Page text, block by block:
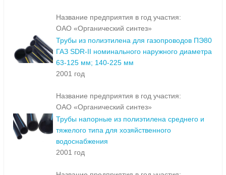
Название предприятия в год участия:
ОАО «Органический синтез»
Трубы из полиэтилена для газопроводов ПЭ80
ГАЗ SDR-II номинального наружного диаметра
63-125 мм; 140-225 мм
2001 год
Название предприятия в год участия:
ОАО «Органический синтез»
Трубы напорные из полиэтилена среднего и
тяжелого типа для хозяйственного
водоснабжения
2001 год